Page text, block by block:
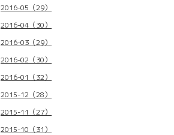
2016-05（29）
2016-04（30）
2016-03（29）
2016-02（30）
2016-01（32）
2015-12（28）
2015-11（27）
2015-10（31）